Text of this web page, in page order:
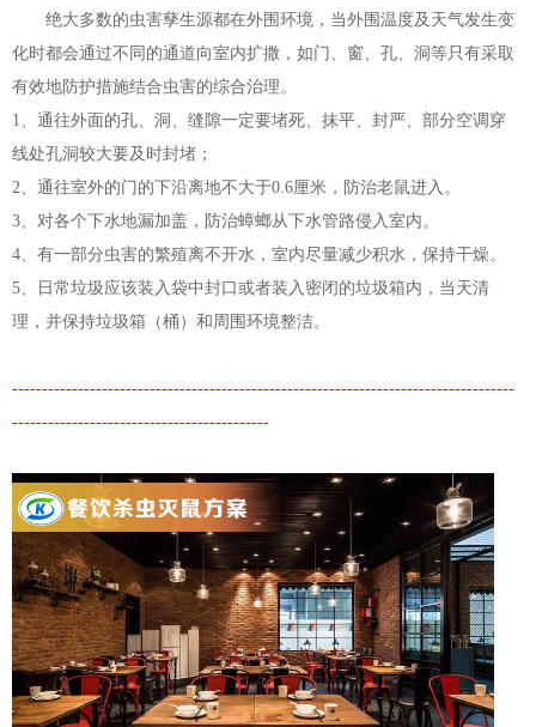
绝大多数的虫害孳生源都在外围环境，当外围温度及天气发生变
化时都会通过不同的通道向室内扩撒，如门、窗、孔、洞等只有采取
有效地防护措施结合虫害的综合治理。
1、通往外面的孔、洞、缝隙一定要堵死、抹平、封严、部分空调穿
线处孔洞较大要及时封堵；
2、通往室外的门的下沿离地不大于0.6厘米，防治老鼠进入。
3、对各个下水地漏加盖，防治蟑螂从下水管路侵入室内。
4、有一部分虫害的繁殖离不开水，室内尽量减少积水，保持干燥。
5、日常垃圾应该装入袋中封口或者装入密闭的垃圾箱内，当天清
理，并保持垃圾箱（桶）和周围环境整洁。
------------------------------------------------------------------------------------
-------------------------------------------